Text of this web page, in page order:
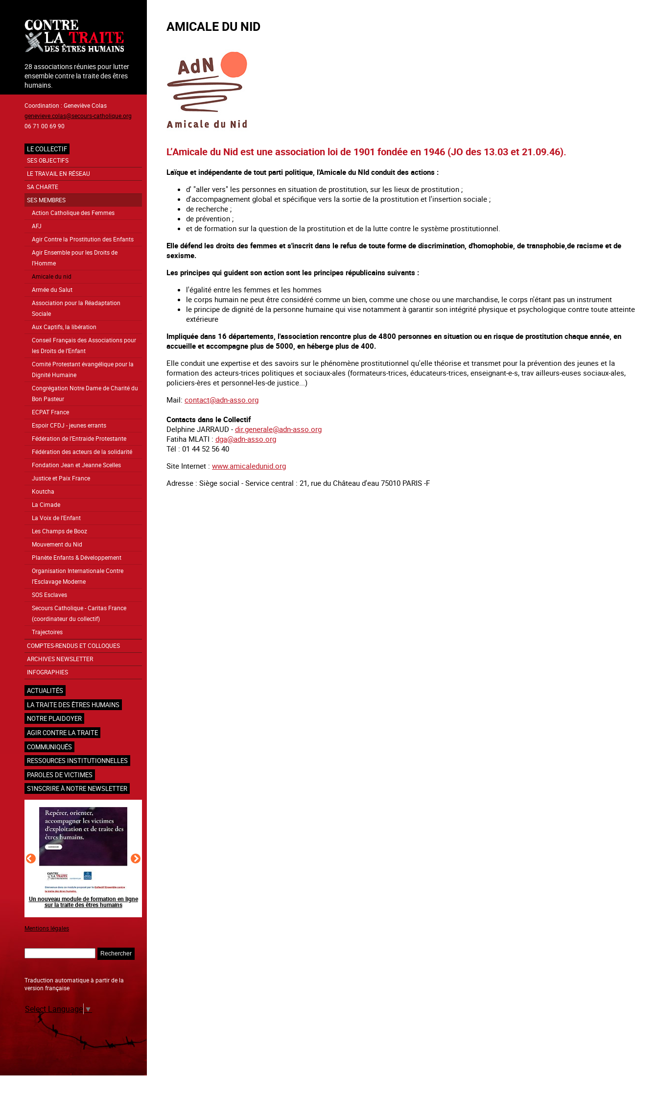
contenu
principal
28 associations réunies pour lutter
ensemble contre la traite des êtres
humains.
Coordination : Geneviève Colas
genevieve.colas@secours-catholique.org
06 71 00 69 90
Navigation
principale
LE COLLECTIF
SES OBJECTIFS
LE TRAVAIL EN RÉSEAU
SA CHARTE
SES MEMBRES
Action Catholique des Femmes
AFJ
Agir Contre la Prostitution des Enfants
Agir Ensemble pour les Droits de
l'Homme
Amicale du nid
Armée du Salut
Association pour la Réadaptation
Sociale
Aux Captifs, la libération
Conseil Français des Associations pour
les Droits de l’Enfant
Comité Protestant évangélique pour la
Dignité Humaine
Congrégation Notre Dame de Charité du
Bon Pasteur
ECPAT France
Espoir CFDJ - jeunes errants
Fédération de l’Entraide Protestante
Fédération des acteurs de la solidarité
Fondation Jean et Jeanne Scelles
Justice et Paix France
Koutcha
La Cimade
La Voix de l'Enfant
Les Champs de Booz
Mouvement du Nid
Planète Enfants & Développement
Organisation Internationale Contre
l’Esclavage Moderne
SOS Esclaves
Secours Catholique - Caritas France
(coordinateur du collectif)
Trajectoires
COMPTES-RENDUS ET COLLOQUES
ARCHIVES NEWSLETTER
INFOGRAPHIES
ACTUALITÉS
LA TRAITE DES ÊTRES HUMAINS
NOTRE PLAIDOYER
AGIR CONTRE LA TRAITE
COMMUNIQUÉS
RESSOURCES INSTITUTIONNELLES
PAROLES DE VICTIMES
S'INSCRIRE À NOTRE NEWSLETTER
Un nouveau module de formation en ligne
sur la traite des êtres humains
Mentions légales
Traduction automatique à partir de la
version française
Select Language ▼
AMICALE DU NID
L’Amicale du Nid est une association loi de 1901 fondée en 1946 (JO des 13.03 et 21.09.46).
Laïque et indépendante de tout parti politique, l'Amicale du NId conduit des actions :
d' "aller vers" les personnes en situation de prostitution, sur les lieux de prostitution ;
d'accompagnement global et spécifique vers la sortie de la prostitution et l'insertion sociale ;
de recherche ;
de prévention ;
et de formation sur la question de la prostitution et de la lutte contre le système prostitutionnel.
Elle défend les droits des femmes et s'inscrit dans le refus de toute forme de discrimination, d'homophobie, de transphobie,de racisme et de
sexisme.
Les principes qui guident son action sont les principes républicains suivants :
l'égalité entre les femmes et les hommes
le corps humain ne peut être considéré comme un bien, comme une chose ou une marchandise, le corps n'étant pas un instrument
le principe de dignité de la personne humaine qui vise notamment à garantir son intégrité physique et psychologique contre toute atteinte
extérieure
Impliquée dans 16 départements, l'association rencontre plus de 4800 personnes en situation ou en risque de prostitution chaque année, en
accueille et accompagne plus de 5000, en héberge plus de 400.
Elle conduit une expertise et des savoirs sur le phénomène prostitutionnel qu'elle théorise et transmet pour la prévention des jeunes et la
formation des acteurs-trices politiques et sociaux-ales (formateurs-trices, éducateurs-trices, enseignant-e-s, trav ailleurs-euses sociaux-ales,
policiers-ères et personnel-les-de justice...)
Mail: contact@adn-asso.org
Contacts dans le Collectif
Delphine JARRAUD - dir.generale@adn-asso.org
Fatiha MLATI : dga@adn-asso.org
Tél : 01 44 52 56 40
Site Internet : www.amicaledunid.org
Adresse : Siège social - Service central : 21, rue du Château d'eau 75010 PARIS -F